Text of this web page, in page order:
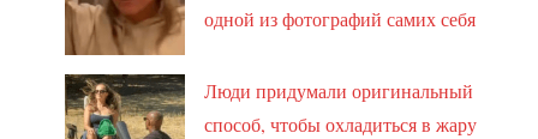
одной из фотографий самих себя
Люди придумали оригинальный
способ, чтобы охладиться в жару